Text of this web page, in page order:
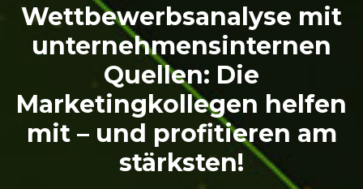
Wettbewerbsanalyse mit
unternehmensinternen
Quellen: Die
Marketingkollegen helfen
mit – und profitieren am
stärksten!